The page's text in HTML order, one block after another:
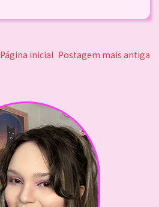
Postagem mais antiga
Página inicial